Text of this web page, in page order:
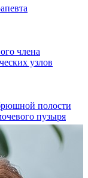
члена
узлов
полости
пузыря